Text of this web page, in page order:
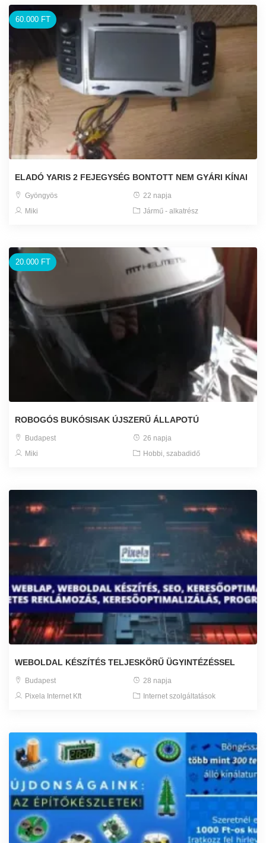
60.000 FT
ELADÓ YARIS 2 FEJEGYSÉG BONTOTT NEM GYÁRI KÍNAI
Gyöngyös
22 napja
Miki
Jármű - alkatrész
20.000 FT
ROBOGÓS BUKÓSISAK ÚJSZERŰ ÁLLAPOTÚ
Budapest
26 napja
Miki
Hobbi, szabadidő
WEBOLDAL KÉSZÍTÉS TELJESKÖRŰ ÜGYINTÉZÉSSEL
Budapest
28 napja
Pixela Internet Kft
Internet szolgáltatások